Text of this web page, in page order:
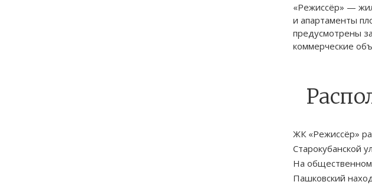
«Режиссёр» —
и апартаменты
предусмотрены
коммерческие
ЖК «Режиссёр»
Старокубанской
На
Пашковский